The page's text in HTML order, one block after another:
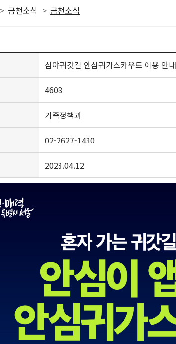
금천소식 금천소식
심야귀갓길 안심귀가스카우트 이용 안내
4608
가족정책과
02-2627-1430
2023.04.12